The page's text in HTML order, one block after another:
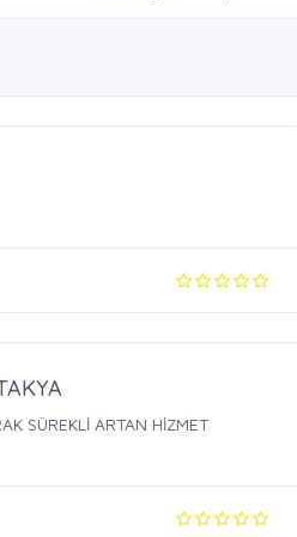
SÜREKLİ ARTAN HİZMET